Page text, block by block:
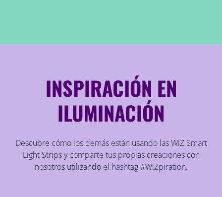
INSPIRACIÓN EN
ILUMINACIÓN
Descubre cómo los demás están usando las WiZ Smart
Light Strips y comparte tus propias creaciones con
nosotros utilizando el hashtag #WiZpiration.